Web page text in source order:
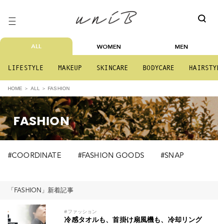
ALL WOMEN MEN
LIFESTYLE MAKEUP SKINCARE BODYCARE
HOME ALL FASHION
FASHION
#COORDINATE #FASHION GOODS #SNAP
「FASHION」新着記事
#ファッション
冷感タオルも、首掛け扇風機も、冷却リング